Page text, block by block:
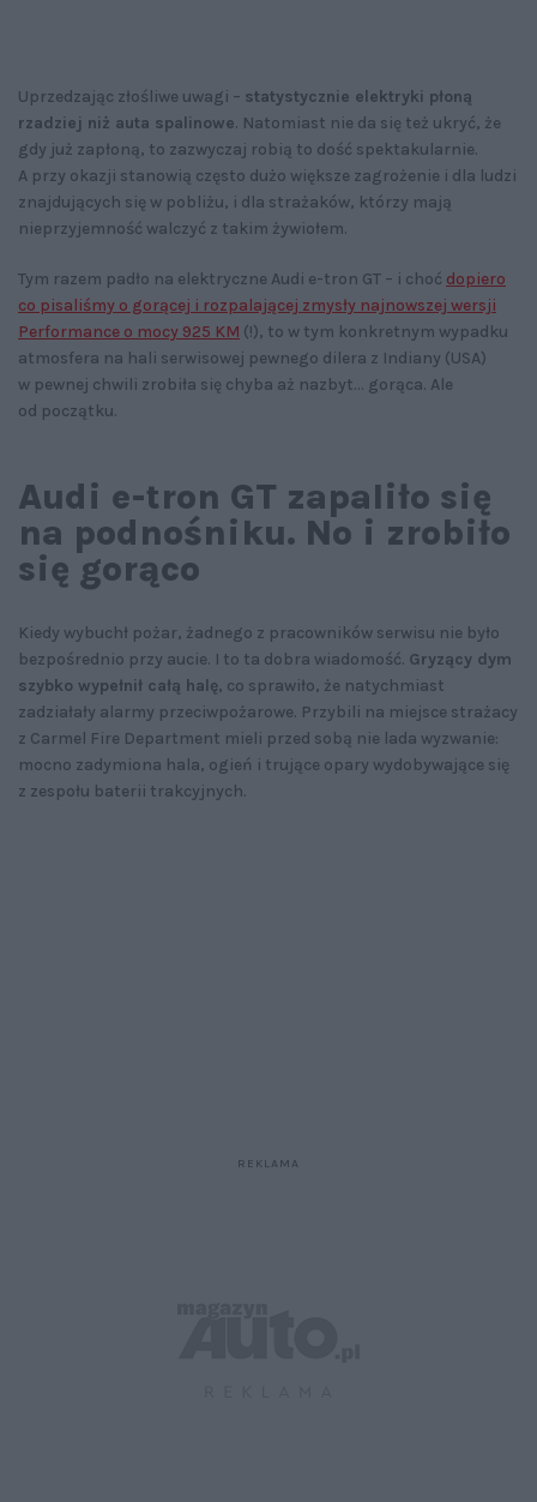
Uprzedzając złośliwe uwagi – statystycznie elektryki płoną
rzadziej niż auta spalinowe. Natomiast nie da się też ukryć, że
gdy już zapłoną, to zazwyczaj robią to dość spektakularnie.
A przy okazji stanowią często dużo większe zagrożenie i dla ludzi
znajdujących się w pobliżu, i dla strażaków, którzy mają
nieprzyjemność walczyć z takim żywiołem.
Tym razem padło na elektryczne Audi e-tron GT – i choć dopiero
co pisaliśmy o gorącej i rozpalającej zmysły najnowszej wersji
Performance o mocy 925 KM (!), to w tym konkretnym wypadku
atmosfera na hali serwisowej pewnego dilera z Indiany (USA)
w pewnej chwili zrobiła się chyba aż nazbyt… gorąca. Ale
od początku.
Audi e-tron GT zapaliło się
na podnośniku. No i zrobiło
się gorąco
Kiedy wybuchł pożar, żadnego z pracowników serwisu nie było
bezpośrednio przy aucie. I to ta dobra wiadomość. Gryzący dym
szybko wypełnił całą halę, co sprawiło, że natychmiast
zadziałały alarmy przeciwpożarowe. Przybili na miejsce strażacy
z Carmel Fire Department mieli przed sobą nie lada wyzwanie:
mocno zadymiona hala, ogień i trujące opary wydobywające się
z zespołu baterii trakcyjnych.